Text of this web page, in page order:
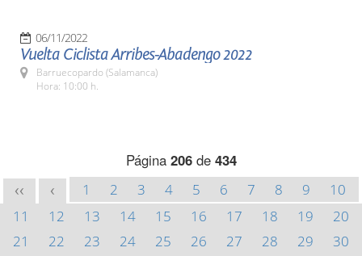
06/11/2022
Vuelta Ciclista Arribes-Abadengo 2022
Barruecopardo (Salamanca)
Hora: 10:00 h.
Página 206de 434
<< < 1 2 3 4 5 6 7 8 9
10
11
12 13 14 15 16 17 18 19
20
21
22 23 24 25 26 27 28 29
30